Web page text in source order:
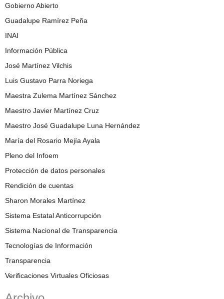
Gobierno Abierto
Guadalupe Ramírez Peña
INAI
Información Pública
José Martínez Vilchis
Luis Gustavo Parra Noriega
Maestra Zulema Martínez Sánchez
Maestro Javier Martínez Cruz
Maestro José Guadalupe Luna Hernández
María del Rosario Mejía Ayala
Pleno del Infoem
Protección de datos personales
Rendición de cuentas
Sharon Morales Martínez
Sistema Estatal Anticorrupción
Sistema Nacional de Transparencia
Tecnologías de Información
Transparencia
Verificaciones Virtuales Oficiosas